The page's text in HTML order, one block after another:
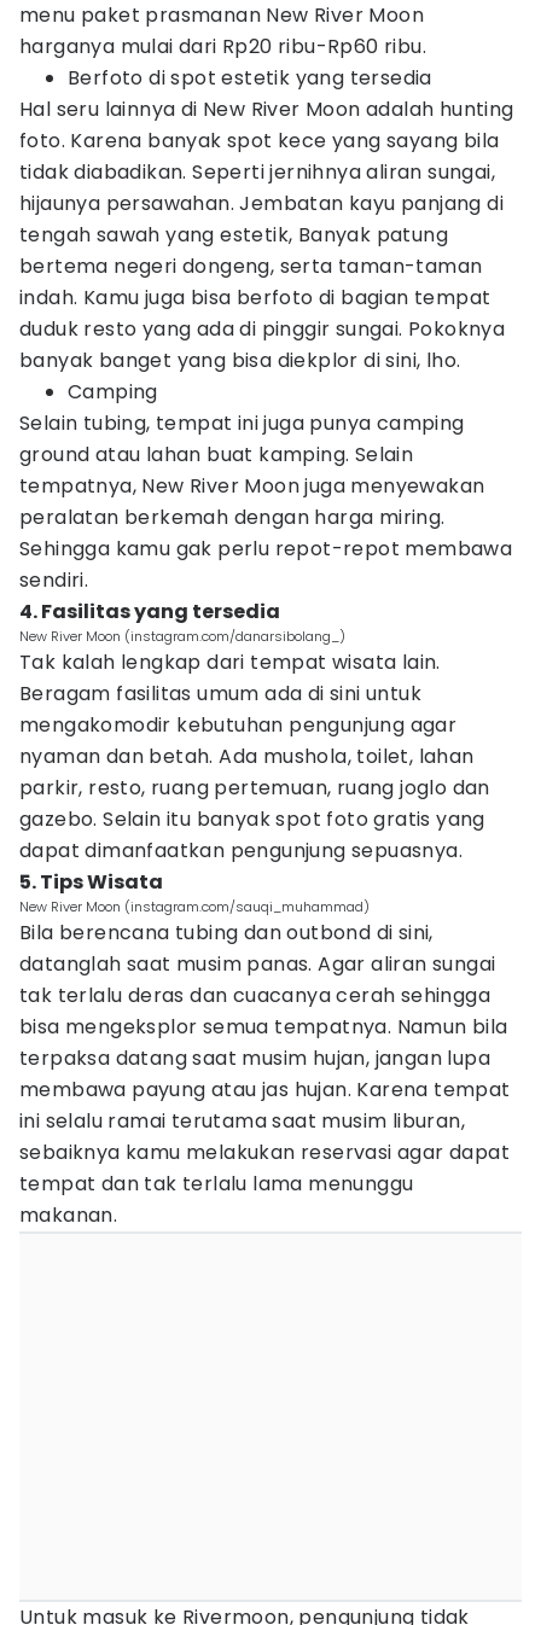
menu paket prasmanan New River Moon
harganya mulai dari Rp20 ribu-Rp60 ribu.
Berfoto di spot estetik yang tersedia
Hal seru lainnya di New River Moon adalah hunting
foto. Karena banyak spot kece yang sayang bila
tidak diabadikan. Seperti jernihnya aliran sungai,
hijaunya persawahan. Jembatan kayu panjang di
tengah sawah yang estetik, Banyak patung
bertema negeri dongeng, serta taman-taman
indah. Kamu juga bisa berfoto di bagian tempat
duduk resto yang ada di pinggir sungai. Pokoknya
banyak banget yang bisa diekplor di sini, lho.
Camping
Selain tubing, tempat ini juga punya camping
ground atau lahan buat kamping. Selain
tempatnya, New River Moon juga menyewakan
peralatan berkemah dengan harga miring.
Sehingga kamu gak perlu repot-repot membawa
sendiri.
4. Fasilitas yang tersedia
New River Moon (instagram.com/danarsibolang_)
Tak kalah lengkap dari tempat wisata lain.
Beragam fasilitas umum ada di sini untuk
mengakomodir kebutuhan pengunjung agar
nyaman dan betah. Ada mushola, toilet, lahan
parkir, resto, ruang pertemuan, ruang joglo dan
gazebo. Selain itu banyak spot foto gratis yang
dapat dimanfaatkan pengunjung sepuasnya.
5. Tips Wisata
New River Moon (instagram.com/sauqi_muhammad)
Bila berencana tubing dan outbond di sini,
datanglah saat musim panas. Agar aliran sungai
tak terlalu deras dan cuacanya cerah sehingga
bisa mengeksplor semua tempatnya. Namun bila
terpaksa datang saat musim hujan, jangan lupa
membawa payung atau jas hujan. Karena tempat
ini selalu ramai terutama saat musim liburan,
sebaiknya kamu melakukan reservasi agar dapat
tempat dan tak terlalu lama menunggu
makanan.
Untuk masuk ke Rivermoon, pengunjung tidak